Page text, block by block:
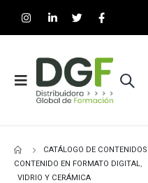
CATÁLOGO DE CONTENIDOS
CONTENIDO EN FORMATO DIGITAL,
VIDRIO Y CERÁMICA